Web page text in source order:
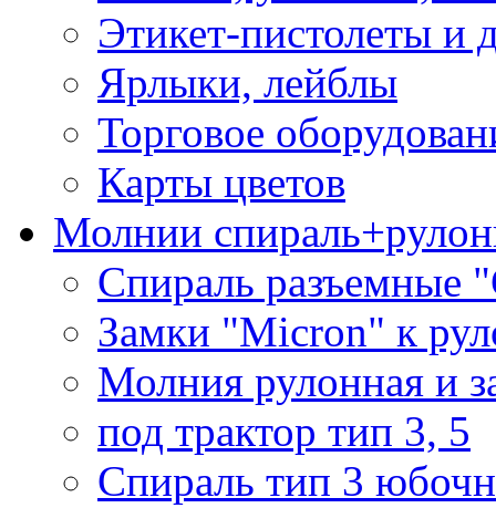
Этикет-пистолеты и
Ярлыки, лейблы
Торговое
Карты цветов
Молнии
Спираль разъемные
Замки "Micron" к
Молния рулонная и
под трактор тип 3, 5
Спираль тип 3